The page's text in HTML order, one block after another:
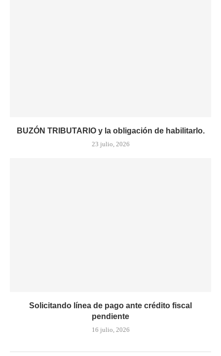
BUZÓN TRIBUTARIO y la obligación de habilitarlo.
23 julio, 2026
Solicitando línea de pago ante crédito fiscal
pendiente
16 julio, 2026